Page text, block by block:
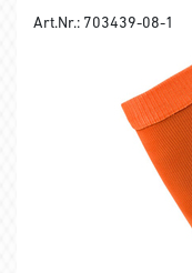
Art.Nr.: 703439-08-1